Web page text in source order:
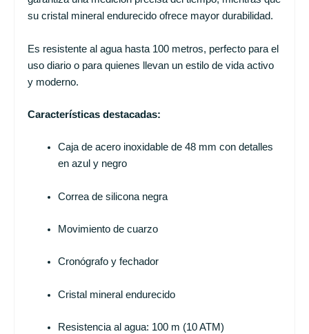
su cristal mineral endurecido ofrece mayor durabilidad.
Es resistente al agua hasta 100 metros, perfecto para el
uso diario o para quienes llevan un estilo de vida activo
y moderno.
Características destacadas:
Caja de acero inoxidable de 48 mm con detalles
en azul y negro
Correa de silicona negra
Movimiento de cuarzo
Cronógrafo y fechador
Cristal mineral endurecido
Resistencia al agua: 100 m (10 ATM)